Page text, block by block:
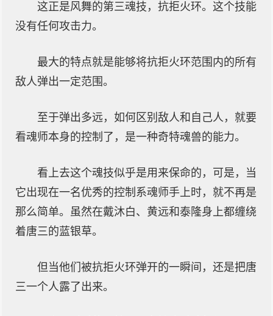
这正是风舞的第三魂技，抗拒火环。这个技能
没有任何攻击力。
最大的特点就是能够将抗拒火环范围内的所有
敌人弹出一定范围。
至于弹出多远，如何区别敌人和自己人，就要
看魂师本身的控制了，是一种奇特魂兽的能力。
看上去这个魂技似乎是用来保命的，可是，当
它出现在一名优秀的控制系魂师手上时，就不再是
那么简单。虽然在戴沐白、黄远和泰隆身上都缠绕
着唐三的蓝银草。
但当他们被抗拒火环弹开的一瞬间，还是把唐
三一个人露了出来。